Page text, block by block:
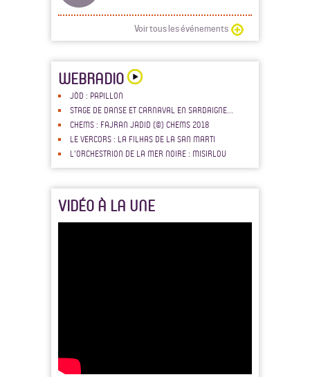
Voir tous les événements
WEBRADIO
JÒD : PAPILLON
STAGE DE DANSE ET CARNAVAL EN SARDAIGNE...
CHEMS : FAJRAN JADID (©) CHEMS 2018
LE VERCORS : LA FILHAS DE LA SAN MARTI
L'ORCHESTRION DE LA MER NOIRE : MISIRLOU
VIDÉO À LA UNE